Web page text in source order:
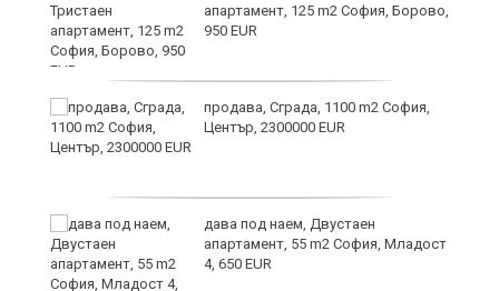
апартамент, 125 m2 София, Борово,
950 EUR
продава, Сграда, 1100 m2 София,
Център, 2300000 EUR
дава под наем, Двустаен
апартамент, 55 m2 София, Младост
4, 650 EUR